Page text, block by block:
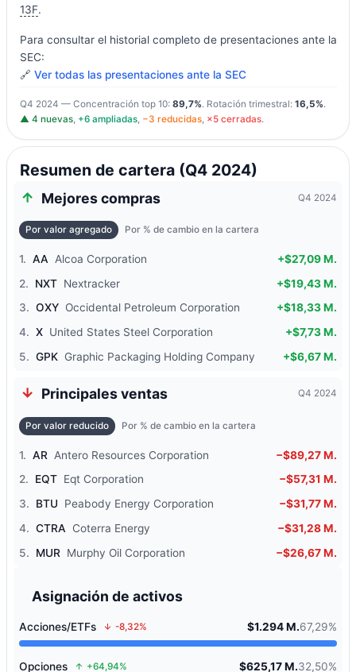
13F.
Para consultar el historial completo de presentaciones ante la
SEC:
🔗 Ver todas las presentaciones ante la SEC
Q4 2024 — Concentración top 10: 89,7%. Rotación trimestral: 16,5%.
▲ 4 nuevas, +6 ampliadas, −3 reducidas, ×5 cerradas.
Resumen de cartera (Q4 2024)
Mejores compras Q4 2024
Por valor agregado Por % de cambio en la cartera
1. AA Alcoa Corporation
+$27,09 M.
2.
NXT Nextracker
+$19,43 M.
3. OXY Occidental Petroleum Corporation
+$18,33 M.
4. X United States Steel Corporation
+$7,73 M.
5. GPK Graphic Packaging Holding Company +$6,67 M.
Principales ventas Q4 2024
Por valor reducido Por % de cambio en la cartera
1. AR Antero Resources Corporation
−$89,27 M.
2.
EQT Eqt Corporation
−$57,31 M.
3.
BTU Peabody Energy Corporation
−$31,77 M.
4. CTRA Coterra Energy
−$31,28 M.
5.
MUR Murphy Oil Corporation −$26,67 M.
Asignación de activos
Acciones/ETFs -8,32% $1.294 M.67,29%
Opciones +64,94% $625,17 M.32,50%